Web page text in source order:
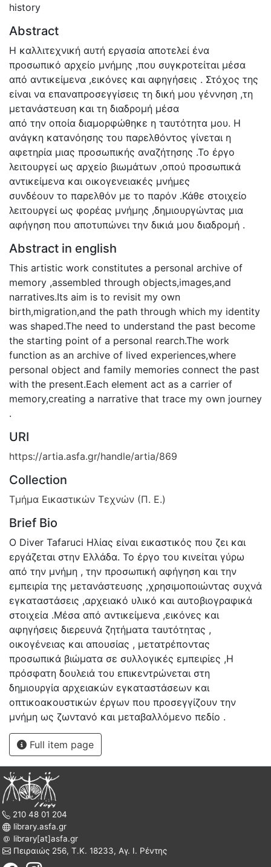
history
Abstract
Η καλλιτεχνική αυτή εργασία αποτελεί ένα
προσωπικό αρχείο μνήμης ,που συγκροτείται μέσα
από αντικείμενα ,εικόνες και αφηγήσεις . Στόχος της
είναι να επαναπροσεγγίσεις τη δική μου γέννηση ,τη
μετανάστευση και τη διαδρομή μέσα
από την οποία διαμορφώθηκε η ταυτότητα μου. Η
ανάγκη κατανόησης του παρελθόντος γίνεται η
αφετηρία μιας προσωπικής αναζήτησης .Το έργο
λειτουργεί ως αρχείο βιωμάτων ,οπού προσωπικά
αντικείμενα και οικογενειακές μνήμες
συνδέουν το παρελθόν με το παρόν .Κάθε στοιχείο
λειτουργεί ως φορέας μνήμης ,δημιουργώντας μια
αφήγηση που αποτυπώνει την δικιά μου διαδρομή .
Abstract in english
This artistic work constitutes a personal archive of
memory ,assembled through objects,images,and
narratives.Its aim is to revisit my own
birth,migration,and the path through which my identity
was shaped.The need to understand the past become
the starting point of a personal rearch.The work
function as an archive of lived experiences,where
personal object and family memories connect the past
with the present.Each element act as a carrier of
memory,creating a narrative that trace my own journey
.
URI
https://artia.asfa.gr/handle/artia/869
Collection
Τμήμα Εικαστικών Τεχνών (Π. Ε.)
Brief Bio
O Diver Tafaruci Ηλίας είναι εικαστικός που ζει και
εργάζεται στην Ελλάδα. Το έργο του κινείται γύρω
από την μνήμη , την προσωπική αφήγηση και την
εμπειρία της μετανάστευσης ,χρησιμοποιώντας συχνά
εγκαταστάσεις ,αρχειακό υλικό και αυτοβιογραφικά
στοιχεία .Μέσα από αντικείμενα ,εικόνες και
αφηγήσεις διερευνά ζητήματα ταυτότητας ,
οικογένειας και απουσίας , μετατρέποντας
προσωπικά βιώματα σε συλλογικές εμπειρίες ,Η
πρόσφατη δουλειά του επικεντρώνεται στη
δημιουργία αρχειακών εγκαταστάσεων και
οπτικοακουστικών έργων που προσεγγίζουν την
μνήμη ως ζωντανό και μεταβαλλόμενο πεδίο .
Full item page
210 48 01 204
library.asfa.gr
library[at]asfa.gr
Πειραιώς 256, Τ.Κ. 18233, Αγ. Ι. Ρέντης